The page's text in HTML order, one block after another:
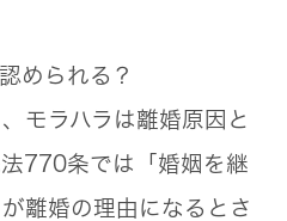
められる？
モラハラは離婚原因と
770条では「婚姻を継
離婚の理由になるとさ